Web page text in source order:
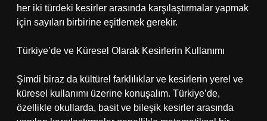
her iki türdeki kesirler arasında karşılaştırmalar yapmak
için sayıları birbirine eşitlemek gerekir.
Türkiye’de ve Küresel Olarak Kesirlerin Kullanımı
Şimdi biraz da kültürel farklılıklar ve kesirlerin yerel ve
küresel kullanımı üzerine konuşalım. Türkiye’de,
özellikle okullarda, basit ve bileşik kesirler arasında